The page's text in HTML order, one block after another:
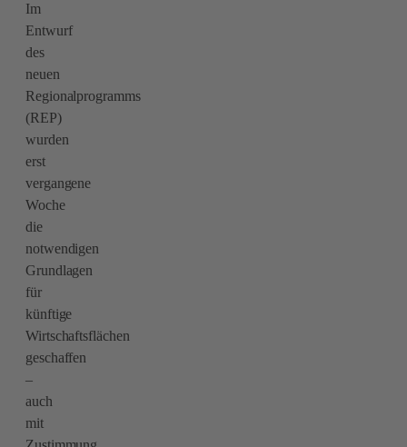
Im
Entwurf
des
neuen
Regionalprogramms
(REP)
wurden
erst
vergangene
Woche
die
notwendigen
Grundlagen
für
künftige
Wirtschaftsflächen
geschaffen
–
auch
mit